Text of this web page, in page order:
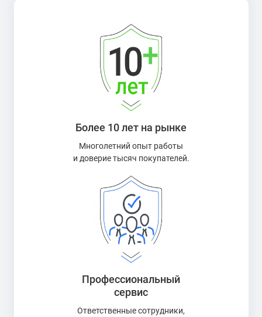
Более 10 лет на рынке
Многолетний опыт работы
и доверие тысяч покупателей.
Профессиональный
сервис
Ответственные сотрудники,